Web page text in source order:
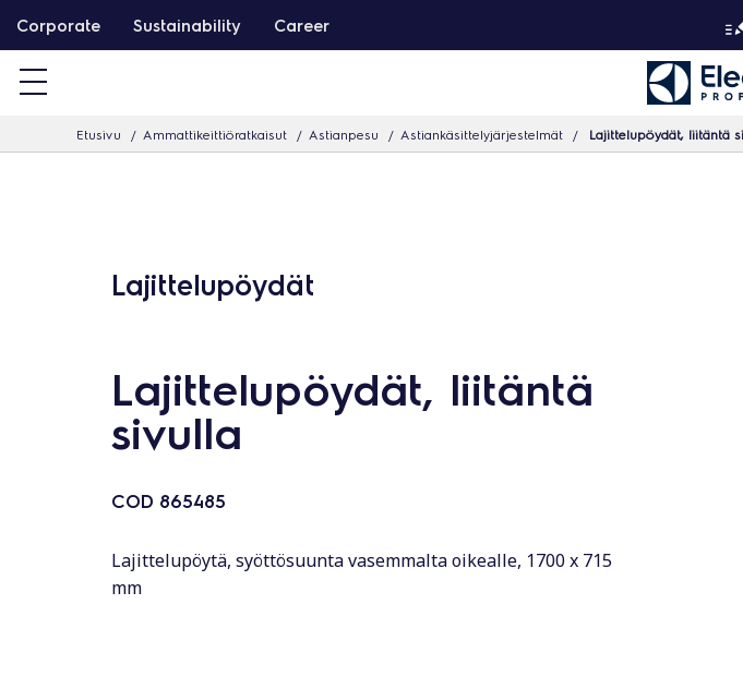
i
Corporate Sustainability Career
Etusivu Ammattikeittiöratkaisut Astianpesu Astiankäsittelyjärjestelmät Lajittelupöydät, liitäntä
Lajittelupöydät
Lajittelupöydät, liitäntä
sivulla
COD 865485
Lajittelupöytä, syöttösuunta vasemmalta oikealle, 1700 x 715
mm